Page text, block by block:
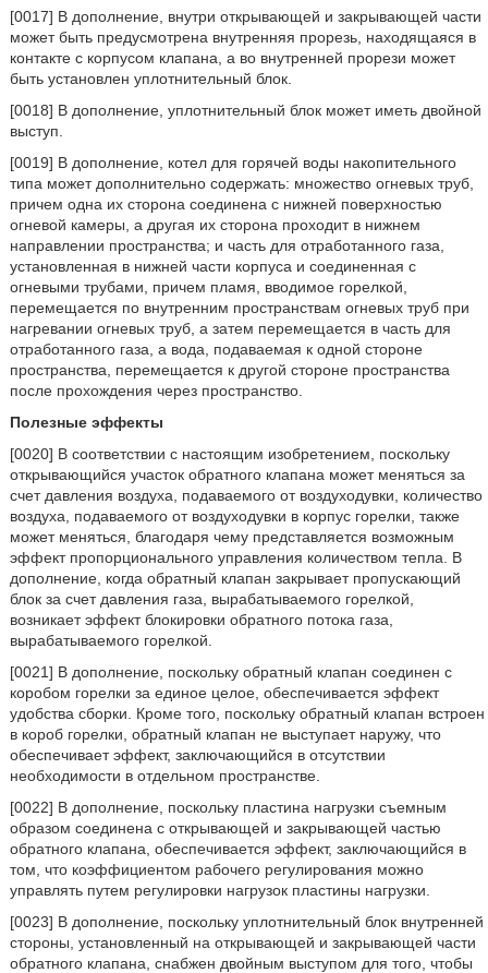
[0017] В дополнение, внутри открывающей и закрывающей части
может быть предусмотрена внутренняя прорезь, находящаяся в
контакте с корпусом клапана, а во внутренней прорези может
быть установлен уплотнительный блок.
[0018] В дополнение, уплотнительный блок может иметь двойной
выступ.
[0019] В дополнение, котел для горячей воды накопительного
типа может дополнительно содержать: множество огневых труб,
причем одна их сторона соединена с нижней поверхностью
огневой камеры, а другая их сторона проходит в нижнем
направлении пространства; и часть для отработанного газа,
установленная в нижней части корпуса и соединенная с
огневыми трубами, причем пламя, вводимое горелкой,
перемещается по внутренним пространствам огневых труб при
нагревании огневых труб, а затем перемещается в часть для
отработанного газа, а вода, подаваемая к одной стороне
пространства, перемещается к другой стороне пространства
после прохождения через пространство.
Полезные эффекты
[0020] В соответствии с настоящим изобретением, поскольку
открывающийся участок обратного клапана может меняться за
счет давления воздуха, подаваемого от воздуходувки, количество
воздуха, подаваемого от воздуходувки в корпус горелки, также
может меняться, благодаря чему представляется возможным
эффект пропорционального управления количеством тепла. В
дополнение, когда обратный клапан закрывает пропускающий
блок за счет давления газа, вырабатываемого горелкой,
возникает эффект блокировки обратного потока газа,
вырабатываемого горелкой.
[0021] В дополнение, поскольку обратный клапан соединен с
коробом горелки за единое целое, обеспечивается эффект
удобства сборки. Кроме того, поскольку обратный клапан встроен
в короб горелки, обратный клапан не выступает наружу, что
обеспечивает эффект, заключающийся в отсутствии
необходимости в отдельном пространстве.
[0022] В дополнение, поскольку пластина нагрузки съемным
образом соединена с открывающей и закрывающей частью
обратного клапана, обеспечивается эффект, заключающийся в
том, что коэффициентом рабочего регулирования можно
управлять путем регулировки нагрузок пластины нагрузки.
[0023] В дополнение, поскольку уплотнительный блок внутренней
стороны, установленный на открывающей и закрывающей части
обратного клапана, снабжен двойным выступом для того, чтобы